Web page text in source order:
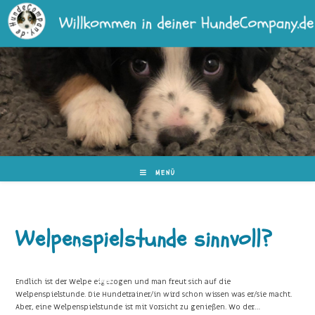
Zum
Inhalt
springen
MENÜ
Welpenspielstunde sinnvoll?
Endlich ist der Welpe eigezogen und man freut sich auf die
Welpenspielstunde. Die Hundetrainer/in wird schon wissen was er/sie macht.
Aber, eine Welpenspielstunde ist mit Vorsicht zu genießen. Wo der…